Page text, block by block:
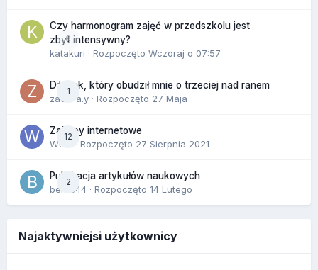
0
Czy harmonogram zajęć w przedszkolu jest
zbyt intensywny?
katakuri · Rozpoczęto Wczoraj o 07:57
1
Dźwięk, który obudził mnie o trzeciej nad ranem
zackr.a.y · Rozpoczęto 27 Maja
12
Zakupy internetowe
Wula
· Rozpoczęto 27 Sierpnia 2021
2
Publikacja artykułów naukowych
berus44 · Rozpoczęto 14 Lutego
Najaktywniejsi użytkownicy